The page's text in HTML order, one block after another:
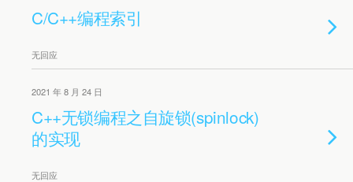
C/C++编程索引
无回应
2021 年 8 月 24 日
C++无锁编程之自旋锁(spinlock)
的实现
无回应